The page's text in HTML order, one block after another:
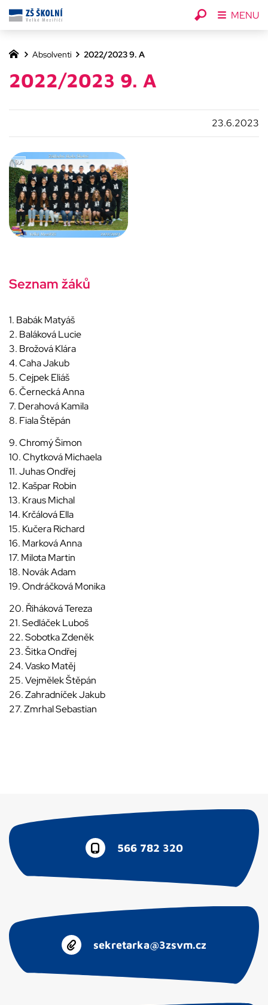
Absolventi 2022/2023 9. A
2022/2023 9. A
23.6.2023
Seznam žáků
1. Babák Matyáš
2. Baláková Lucie
3. Brožová Klára
4. Caha Jakub
5. Cejpek Eliáš
6. Černecká Anna
7. Derahová Kamila
8. Fiala Štěpán
9. Chromý Šimon
10. Chytková Michaela
11. Juhas Ondřej
12. Kašpar Robin
13. Kraus Michal
14. Krčálová Ella
15. Kučera Richard
16. Marková Anna
17. Milota Martin
18. Novák Adam
19. Ondráčková Monika
20. Řiháková Tereza
21. Sedláček Luboš
22. Sobotka Zdeněk
23. Šitka Ondřej
24. Vasko Matěj
25. Vejmělek Štěpán
26. Zahradníček Jakub
27. Zmrhal Sebastian
566 782 320
sekretarka@3zsvm.cz
MENU